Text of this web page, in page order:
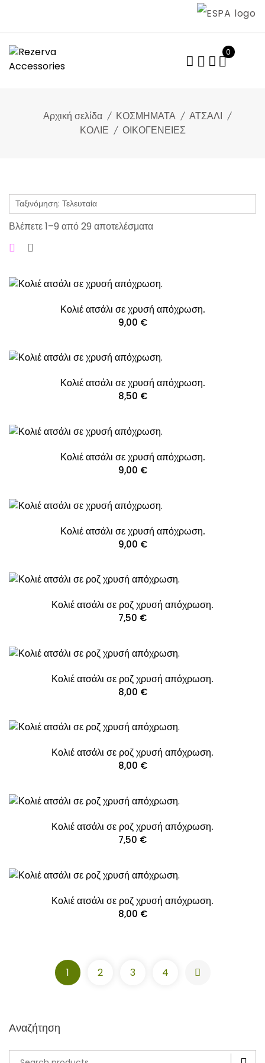
content
0
Αρχική σελίδα ΚΟΣΜΗΜΑΤΑ
ΑΤΣΑΛΙ
ΚΟΛΙΕ
ΟΙΚΟΓΕΝΕΙΕΣ
Αναζήτηση
Βλέπετε 1–9 από 29 αποτελέσματαSorted
Κολιέ ατσάλι σε χρυσή απόχρωση.
9,00 €
Κολιέ ατσάλι σε χρυσή απόχρωση.
8,50 €
Κολιέ ατσάλι σε χρυσή απόχρωση.
9,00 €
Κολιέ ατσάλι σε χρυσή απόχρωση.
9,00 €
Κολιέ ατσάλι σε ροζ χρυσή απόχρωση.
7,50 €
Κολιέ ατσάλι σε ροζ χρυσή απόχρωση.
8,00 €
Κολιέ ατσάλι σε ροζ χρυσή απόχρωση.
8,00 €
Κολιέ ατσάλι σε ροζ χρυσή απόχρωση.
7,50 €
Κολιέ ατσάλι σε ροζ χρυσή απόχρωση.
8,00 €
Κολιέ ατσάλι σε χρυσή απόχρωση.
ΠΡΟΣΘΉΚΗ ΣΤΟ ΚΑΛΆΘΙ
1 2 3 4